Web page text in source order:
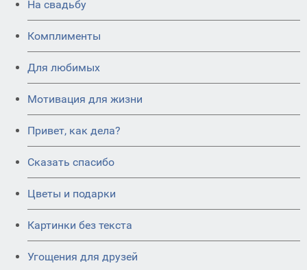
На свадьбу
Комплименты
Для любимых
Мотивация для жизни
Привет, как дела?
Сказать спасибо
Цветы и подарки
Картинки без текста
Угощения для друзей